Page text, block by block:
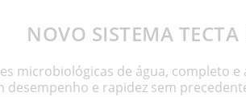
NOVO SISTEMA
microbiológicas de água, completo
e rapidez sem